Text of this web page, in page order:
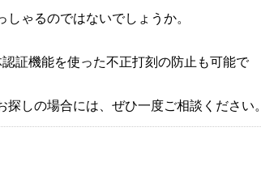
ゃるのではないでしょうか。
証機能を使った不正打刻の防止も可能で
しの場合には、ぜひ一度ご相談ください。